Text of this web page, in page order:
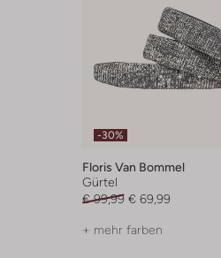
-30%
Floris Van Bommel
Gürtel
€ 99,99 € 69,99
+ mehr farben